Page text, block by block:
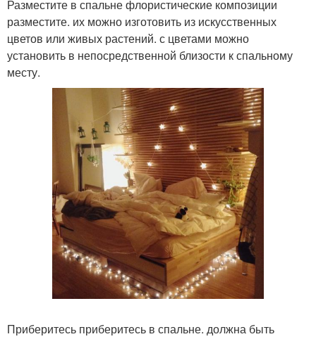
Разместите в спальне флористические композиции
разместите. их можно изготовить из искусственных
цветов или живых растений. с цветами можно
установить в непосредственной близости к спальному
месту.
Приберитесь приберитесь в спальне. должна быть